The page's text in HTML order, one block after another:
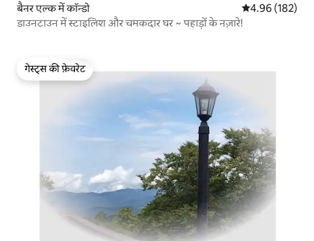
बैनर एल्क में कॉन्डो औसत रेटिंग 5 में से
4.96 (182)
डाउनटाउन में स्टाइलिश और चमकदार घर ~ पहाड़ों के नज़ारे!
गेस्ट्स की फ़ेवरेट
गेस्ट्स की फ़ेवरेट